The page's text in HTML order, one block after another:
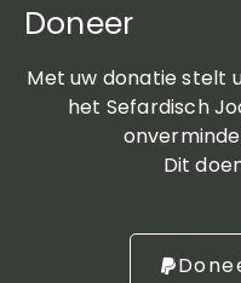
Doneer
Met uw donatie stelt
het Sefardisch
Dit